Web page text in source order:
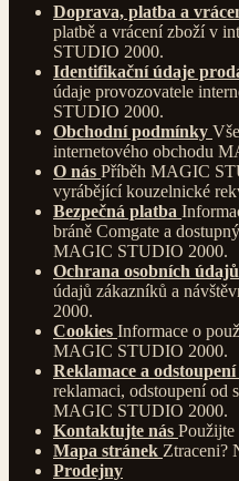
Doprava, platba a
platbě a vrácení zboží v
STUDIO 2000.
Identifikační údaje
údaje provozovatele
STUDIO 2000.
Obchodní podmínky
internetového obchodu
O nás Příběh MAGIC
vyrábějící kouzelnické
Bezpečná platba
bráně Comgate a
MAGIC STUDIO 2000.
Ochrana osobních údajů
údajů zákazníků a
2000.
Cookies Informace o
MAGIC STUDIO 2000.
Reklamace a
reklamaci, odstoupení od
MAGIC STUDIO 2000.
Kontaktujte nás Použijte
Mapa stránek Ztraceni?
Prodejny